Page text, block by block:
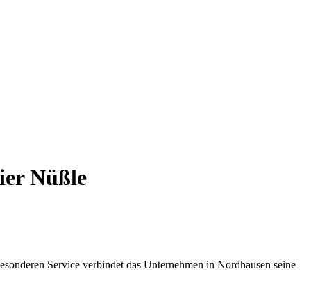
Nüßle
Service verbindet das Unternehmen in Nordhausen seine